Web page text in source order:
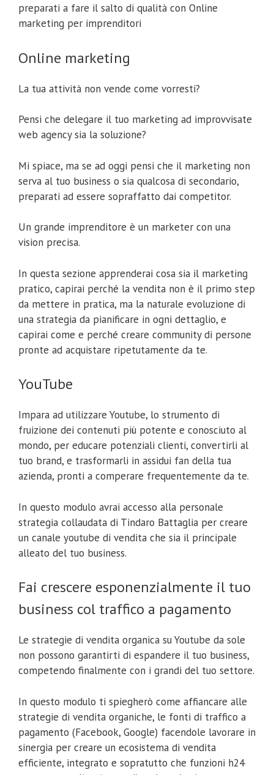
preparati a fare il salto di qualità con Online
marketing per imprenditori
Online marketing
La tua attività non vende come vorresti?
Pensi che delegare il tuo marketing ad improvvisate
web agency sia la soluzione?
Mi spiace, ma se ad oggi pensi che il marketing non
serva al tuo business o sia qualcosa di secondario,
preparati ad essere sopraffatto dai competitor.
Un grande imprenditore è un marketer con una
vision precisa.
In questa sezione apprenderai cosa sia il marketing
pratico, capirai perché la vendita non è il primo step
da mettere in pratica, ma la naturale evoluzione di
una strategia da pianificare in ogni dettaglio, e
capirai come e perché creare community di persone
pronte ad acquistare ripetutamente da te.
YouTube
Impara ad utilizzare Youtube, lo strumento di
fruizione dei contenuti più potente e conosciuto al
mondo, per educare potenziali clienti, convertirli al
tuo brand, e trasformarli in assidui fan della tua
azienda, pronti a comperare frequentemente da te.
In questo modulo avrai accesso alla personale
strategia collaudata di Tindaro Battaglia per creare
un canale youtube di vendita che sia il principale
alleato del tuo business.
Fai crescere esponenzialmente il tuo
business col traffico a pagamento
Le strategie di vendita organica su Youtube da sole
non possono garantirti di espandere il tuo business,
competendo finalmente con i grandi del tuo settore.
In questo modulo ti spiegherò come affiancare alle
strategie di vendita organiche, le fonti di traffico a
pagamento (Facebook, Google) facendole lavorare in
sinergia per creare un ecosistema di vendita
efficiente, integrato e sopratutto che funzioni h24
Coupon Sconto 20%
Inserisci sotto la tua email e riceverai il coupon con uno sconto del